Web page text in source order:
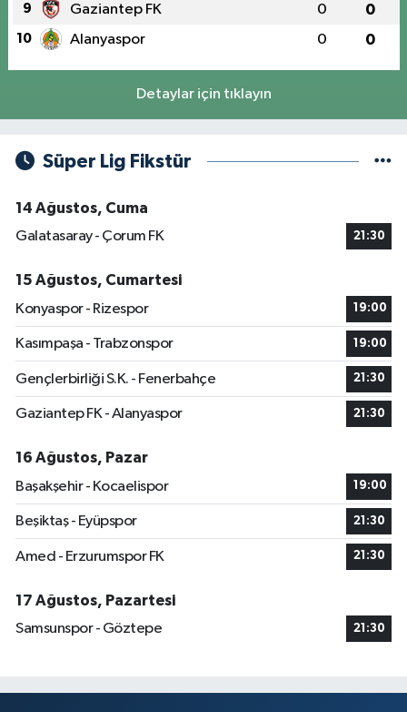
9 Gaziantep FK 0 0
10 Alanyaspor 0 0
Detaylar için tıklayın
Süper Lig Fikstür
14 Ağustos, Cuma
Galatasaray - Çorum FK
21:30
15 Ağustos, Cumartesi
Konyaspor - Rizespor
19:00
Kasımpaşa - Trabzonspor 19:00
Gençlerbirliği S.K. - Fenerbahçe 21:30
Gaziantep FK - Alanyaspor 21:30
16 Ağustos, Pazar
Başakşehir - Kocaelispor
19:00
Beşiktaş - Eyüpspor 21:30
Amed - Erzurumspor FK 21:30
17 Ağustos, Pazartesi
Samsunspor - Göztepe
21:30